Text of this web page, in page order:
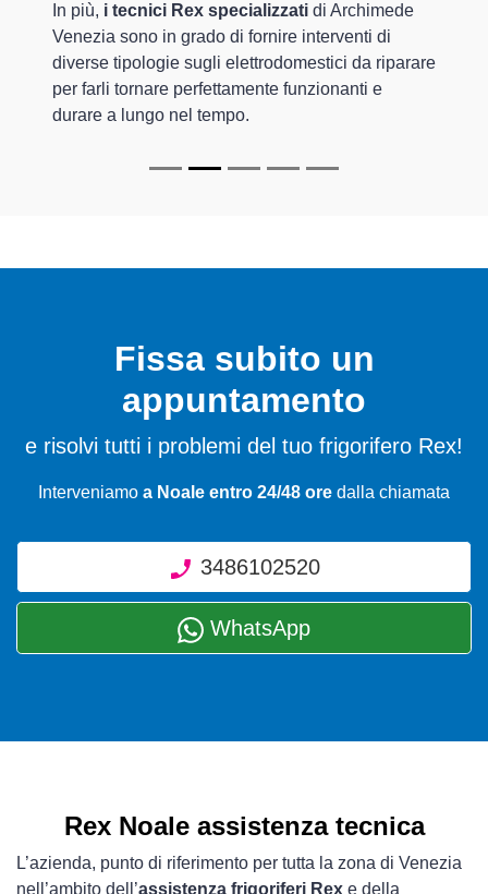
In più, i tecnici Rex specializzati di Archimede
Venezia sono in grado di fornire interventi di
diverse tipologie sugli elettrodomestici da riparare
per farli tornare perfettamente funzionanti e
durare a lungo nel tempo.
Fissa subito un
appuntamento
e risolvi tutti i problemi del tuo frigorifero Rex!
Interveniamo a Noale entro 24/48 ore dalla chiamata
3486102520
WhatsApp
Rex Noale assistenza tecnica
L’azienda, punto di riferimento per tutta la zona di Venezia
nell’ambito dell’assistenza frigoriferi Rex e della